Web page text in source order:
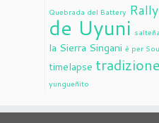
Quebrada del Battery Rally
de Uyuni salteña
la Sierra Singani è per
timelapse tradizione
yungueñito